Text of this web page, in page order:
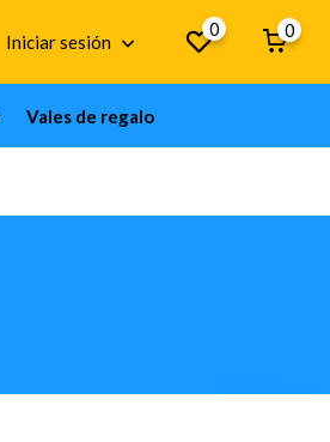
Iniciar sesión
0 0
Vales de regalo